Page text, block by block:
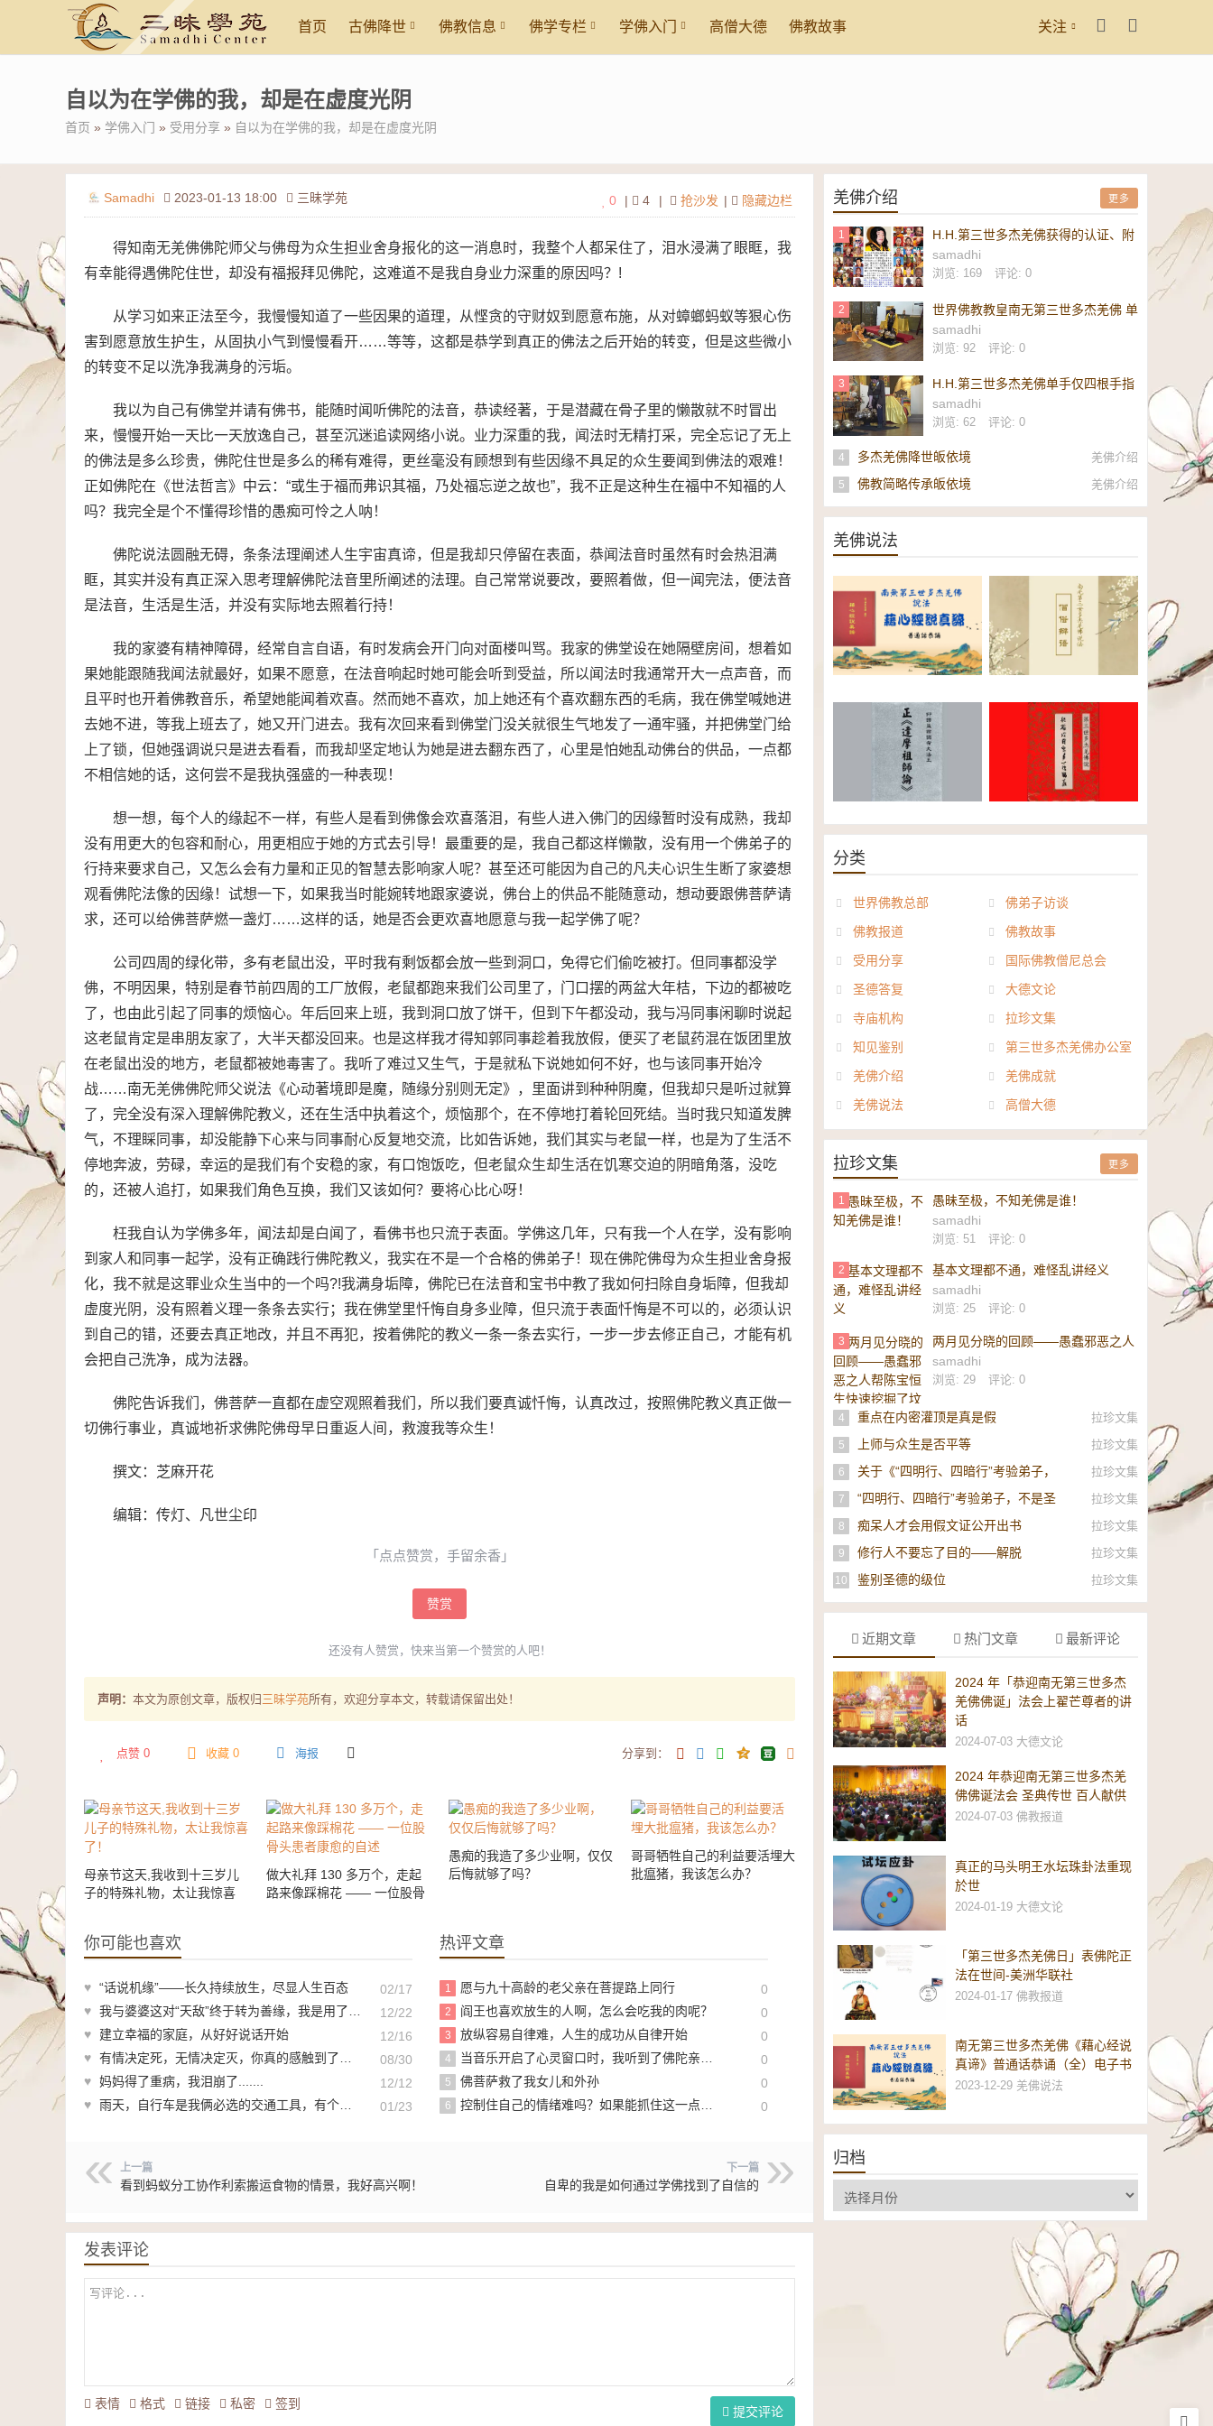
关注
首页 古佛降世 佛教信息 佛学专栏 学佛入门 高僧大德 佛教故事
自以为在学佛的我，却是在虚度光阴
首页 » 学佛入门 » 受用分享 » 自以为在学佛的我，却是在虚度光阴
Samadhi 2023-01-13 18:00 三昧学苑 | 隐藏边栏
| 抢沙发
| 4
0
得知南无羌佛佛陀师父与佛母为众生担业舍身报化的这一消息时，我整个人都呆住了，泪水浸满了眼眶，我
有幸能得遇佛陀住世，却没有福报拜见佛陀，这难道不是我自身业力深重的原因吗？!
从学习如来正法至今，我慢慢知道了一些因果的道理，从悭贪的守财奴到愿意布施，从对蟑螂蚂蚁等狠心伤
害到愿意放生护生，从固执小气到慢慢看开……等等，这都是恭学到真正的佛法之后开始的转变，但是这些微小
的转变不足以洗净我满身的污垢。
我以为自己有佛堂并请有佛书，能随时闻听佛陀的法音，恭读经著，于是潜藏在骨子里的懒散就不时冒出
来，慢慢开始一天比一天放逸自己，甚至沉迷追读网络小说。业力深重的我，闻法时无精打采，完全忘记了无上
的佛法是多么珍贵，佛陀住世是多么的稀有难得，更丝毫没有顾想到有些因缘不具足的众生要闻到佛法的艰难！
正如佛陀在《世法哲言》中云：“或生于福而弗识其福，乃处福忘逆之故也”，我不正是这种生在福中不知福的人
吗？我完全是个不懂得珍惜的愚痴可怜之人呐！
佛陀说法圆融无碍，条条法理阐述人生宇宙真谛，但是我却只停留在表面，恭闻法音时虽然有时会热泪满
眶，其实并没有真正深入思考理解佛陀法音里所阐述的法理。自己常常说要改，要照着做，但一闻完法，便法音
是法音，生活是生活，并没有实际地去照着行持！
我的家婆有精神障碍，经常自言自语，有时发病会开门向对面楼叫骂。我家的佛堂设在她隔壁房间，想着如
果她能跟随我闻法就最好，如果不愿意，在法音响起时她可能会听到受益，所以闻法时我通常开大一点声音，而
且平时也开着佛教音乐，希望她能闻着欢喜。然而她不喜欢，加上她还有个喜欢翻东西的毛病，我在佛堂喊她进
去她不进，等我上班去了，她又开门进去。我有次回来看到佛堂门没关就很生气地发了一通牢骚，并把佛堂门给
上了锁，但她强调说只是进去看看，而我却坚定地认为她是进去翻东西了，心里是怕她乱动佛台的供品，一点都
不相信她的话，这何尝不是我执强盛的一种表现！
想一想，每个人的缘起不一样，有些人是看到佛像会欢喜落泪，有些人进入佛门的因缘暂时没有成熟，我却
没有用更大的包容和耐心，用更相应于她的方式去引导！最重要的是，我自己都这样懒散，没有用一个佛弟子的
行持来要求自己，又怎么会有力量和正见的智慧去影响家人呢？甚至还可能因为自己的凡夫心识生生断了家婆想
观看佛陀法像的因缘！试想一下，如果我当时能婉转地跟家婆说，佛台上的供品不能随意动，想动要跟佛菩萨请
求，还可以给佛菩萨燃一盏灯……这样的话，她是否会更欢喜地愿意与我一起学佛了呢？
公司四周的绿化带，多有老鼠出没，平时我有剩饭都会放一些到洞口，免得它们偷吃被打。但同事都没学
佛，不明因果，特别是春节前四周的工厂放假，老鼠都跑来我们公司里了，门口摆的两盆大年桔，下边的都被吃
了，也由此引起了同事的烦恼心。年后回来上班，我到洞口放了饼干，但到下午都没动，我与冯同事闲聊时说起
这老鼠肯定是串朋友家了，大半天都没回来。也是这样我才得知郭同事趁着我放假，便买了老鼠药混在饭团里放
在老鼠出没的地方，老鼠都被她毒害了。我听了难过又生气，于是就私下说她如何不好，也与该同事开始冷
战……南无羌佛佛陀师父说法《心动著境即是魔，随缘分别则无定》，里面讲到种种阴魔，但我却只是听过就算
了，完全没有深入理解佛陀教义，还在生活中执着这个，烦恼那个，在不停地打着轮回死结。当时我只知道发脾
气，不理睬同事，却没能静下心来与同事耐心反复地交流，比如告诉她，我们其实与老鼠一样，也是为了生活不
停地奔波，劳碌，幸运的是我们有个安稳的家，有口饱饭吃，但老鼠众生却生活在饥寒交迫的阴暗角落，没吃
的，还被人追打，如果我们角色互换，我们又该如何？要将心比心呀！
枉我自认为学佛多年，闻法却是白闻了，看佛书也只流于表面。学佛这几年，只有我一个人在学，没有影响
到家人和同事一起学，没有正确践行佛陀教义，我实在不是一个合格的佛弟子！现在佛陀佛母为众生担业舍身报
化，我不就是这罪业众生当中的一个吗?!我满身垢障，佛陀已在法音和宝书中教了我如何扫除自身垢障，但我却
虚度光阴，没有照着义理一条条去实行；我在佛堂里忏悔自身多业障，但只流于表面忏悔是不可以的，必须认识
到自己的错，还要去真正地改，并且不再犯，按着佛陀的教义一条一条去实行，一步一步去修正自己，才能有机
会把自己洗净，成为法器。
佛陀告诉我们，佛菩萨一直都在虚空观照着我们，所以我们要真诚忏悔，认真改过，按照佛陀教义真正做一
切佛行事业，真诚地祈求佛陀佛母早日重返人间，救渡我等众生！
撰文：芝麻开花
编辑：传灯、凡世尘印
「点点赞赏，手留余香」
赞赏
还没有人赞赏，快来当第一个赞赏的人吧！
声明： 本文为原创文章，版权归 三昧学苑所有，欢迎分享本文，转载请保留出处！
点赞 0 收藏 0 海报 分享到：
母亲节这天,我收到十三岁儿
子的特殊礼物，太让我惊喜
做大礼拜 130 多万个，走起
路来像踩棉花 —— 一位股骨
愚痴的我造了多少业啊，仅仅
后悔就够了吗？
哥哥牺牲自己的利益要活埋大
批瘟猪，我该怎么办？
你可能也喜欢
♥ “话说机缘”——长久持续放生，尽显人生百态
02/17
♥ 我与婆婆这对“天敌”终于转为善缘，我是用了这个方法
12/22
♥
建立幸福的家庭，从好好说话开始
12/16
♥ 有情决定死，无情决定灭，你真的感触到了吗？
08/30
♥ 妈妈得了重病，我泪崩了.......
12/12
♥ 雨天，自行车是我俩必选的交通工具，有个秘密告诉你 01/23
热评文章
1 愿与九十高龄的老父亲在菩提路上同行 0
2 阎王也喜欢放生的人啊，怎么会吃我的肉呢？ 0
3 放纵容易自律难，人生的成功从自律开始 0
4 当音乐开启了心灵窗口时，我听到了佛陀亲唱的《稀世绝唱》 0
5 佛菩萨救了我女儿和外孙 0
6 控制住自己的情绪难吗？如果能抓住这一点，何难！ 0
上一篇
看到蚂蚁分工协作利索搬运食物的情景，我好高兴啊！
下一篇
自卑的我是如何通过学佛找到了自信的
发表评论
表情 格式 链接 私密 签到
提交评论
更多
羌佛介绍
1
H.H.第三世多杰羌佛获得的认证、附
议、恭贺
samadhi
浏览: 169 评论: 0
2
世界佛教教皇南无第三世多杰羌佛 单
手勾提 437.2 磅金刚杵-维加斯新闻
报
samadhi
浏览: 92 评论: 0
3
H.H.第三世多杰羌佛单手仅四根手指
勾起 437.2 磅重的镇殿金刚杵-美新
社
samadhi
浏览: 62 评论: 0
4 多杰羌佛降世皈依境 羌佛介绍
5 佛教简略传承皈依境 羌佛介绍
羌佛说法
真谛》普通话恭诵（全）电子书
辩语
分类
世界佛教总部
佛弟子访谈
佛教报道
佛教故事
受用分享
国际佛教僧尼总会
圣德答复
大德文论
寺庙机构
拉珍文集
知见鉴别
第三世多杰羌佛办公室
羌佛介绍
羌佛成就
羌佛说法
高僧大德
更多
拉珍文集
1
愚昧至极，不知羌佛是谁！
samadhi
浏览: 51 评论: 0
2
基本文理都不通，难怪乱讲经义
samadhi
浏览: 25 评论: 0
3
两月见分晓的回顾——愚蠢邪恶之人
帮陈宝恒生快速挖掘了坟墓
samadhi
浏览: 29 评论: 0
4 重点在内密灌顶是真是假 拉珍文集
5 上师与众生是否平等 拉珍文集
6
关于《“四明行、四暗行”考验弟子，
不是圣者，即是邪师》的补充
拉珍文集
7
“四明行、四暗行”考验弟子，不是圣
者，即是邪师！
拉珍文集
8 痴呆人才会用假文证公开出书 拉珍文集
9 修行人不要忘了目的——解脱 拉珍文集
10 鉴别圣德的级位 拉珍文集
近期文章 热门文章 最新评论
2024 年「恭迎南无第三世多杰
羌佛佛诞」法会上翟芒尊者的讲
话
2024-07-03 大德文论
2024 年恭迎南无第三世多杰羌
佛佛诞法会 圣典传世 百人献供
2024-07-03 佛教报道
真正的马头明王水坛珠卦法重现
於世
2024-01-19 大德文论
「第三世多杰羌佛日」表佛陀正
法在世间-美洲华联社
2024-01-17 佛教报道
南无第三世多杰羌佛《藉心经说
真谛》普通话恭诵（全）电子书
2023-12-29 羌佛说法
归档